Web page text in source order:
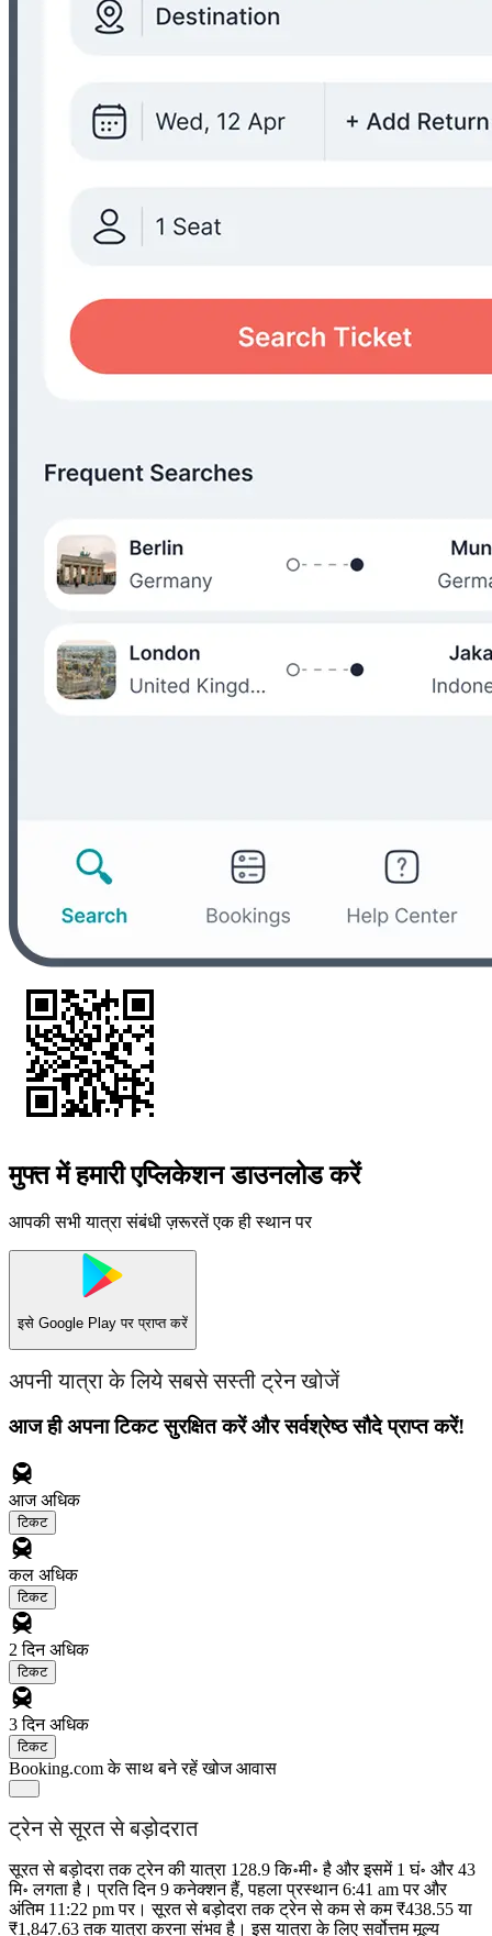
मुफ्त में हमारी एप्लिकेशन डाउनलोड करें
आपकी सभी यात्रा संबंधी ज़रूरतें एक ही स्थान पर
इसे Google Play पर प्राप्त करें
अपनी यात्रा के लिये सबसे सस्ती ट्रेन खोजें
आज ही अपना टिकट सुरक्षित करें और सर्वश्रेष्ठ सौदे प्राप्त करें!
आजअधिक
टिकट
कल अधिक
टिकट
2 दिनअधिक
टिकट
3 दिनअधिक
टिकट
Booking.com के साथ बने रहें खोज आवास
ट्रेन से सूरत से बड़ोदरात
सूरत से बड़ोदरा तक ट्रेन की यात्रा 128.9 कि॰मी॰ है और इसमें 1 घं॰ और 43
मि॰ लगता है। प्रति दिन 9 कनेक्शन हैं, पहला प्रस्थान 6:41 am पर और
अंतिम 11:22 pm पर। सूरत से बड़ोदरा तक ट्रेन से कम से कम ₹438.55 या
₹1,847.63 तक यात्रा करना संभव है। इस यात्रा के लिए सर्वोत्तम मूल्य